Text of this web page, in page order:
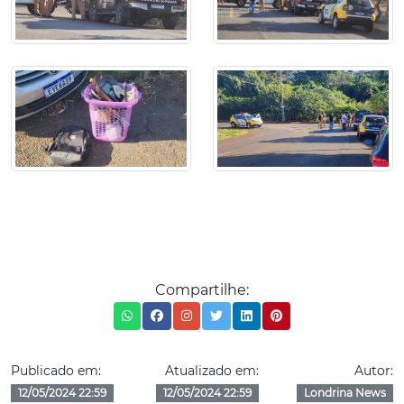
Compartilhe:
Publicado em:
12/05/2024 22:59
Atualizado em:
12/05/2024 22:59
Autor:
Londrina News